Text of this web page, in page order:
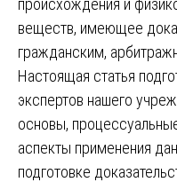
происхождения и
веществ, имеющее
гражданским,
Настоящая статья
экспертов нашего
основы,
аспекты применения
подготовке